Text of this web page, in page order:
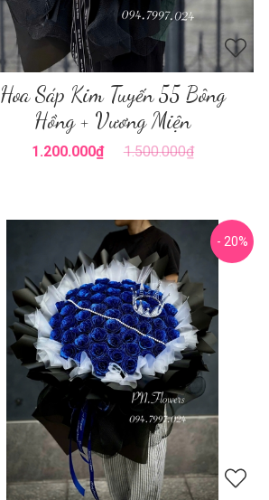
Hoa Sáp Kim Tuyến 55 Bông
Hồng + Vương Miện
1.200.000₫ 1.500.000₫
- 20%